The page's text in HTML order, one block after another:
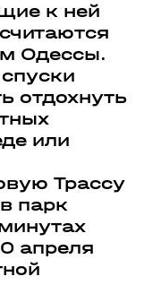
к ней
Одессы.
отдохнуть
или
Трассу
парк
апреля